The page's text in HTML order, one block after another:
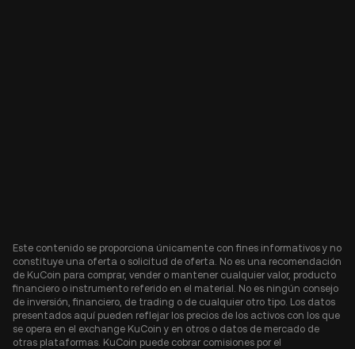
Este contenido se proporciona únicamente con fines informativos y no
constituye una oferta o solicitud de oferta. No es una recomendación
de KuCoin para comprar, vender o mantener cualquier valor, producto
financiero o instrumento referido en el material. No es ningún consejo
de inversión, financiero, de trading o de cualquier otro tipo. Los datos
presentados aquí pueden reflejar los precios de los activos con los que
se opera en el exchange KuCoin y en otros o datos de mercado de
otras plataformas. KuCoin puede cobrar comisiones por el